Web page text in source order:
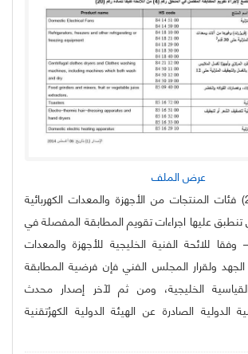
عرض الملف
تحدد القائمة رقم(2) فئات المنتجات من الأجهزة والمعدات الكهربائية
عليها اجراءات تقويم المطابقة المفصلة في
رقم (4). – وفقا للائحة الفنية الخليجية للأجهزة والمعدات
الجهد ولقرار المجلس الفني فإن فرضية المطابقة
الخليجية، ومن ثم لآخر إصدار محدث
الدولية الصادرة عن الهيئة الدولية الكهرُتقنية